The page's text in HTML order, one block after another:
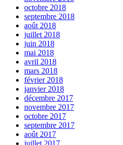
octobre 2018
septembre 2018
août 2018
juillet 2018
juin 2018
mai 2018
avril 2018
mars 2018
février 2018
janvier 2018
décembre 2017
novembre 2017
octobre 2017
septembre 2017
août 2017
juillet 2017